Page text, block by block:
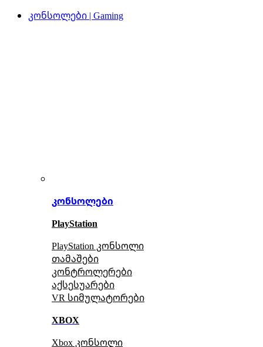
კონსოლები | Gaming
კონსოლები
PlayStation
PlayStation კონსოლი
თამაშები
კონტროლერები
აქსესუარები
VR სიმულატორები
XBOX
Xbox კონსოლი